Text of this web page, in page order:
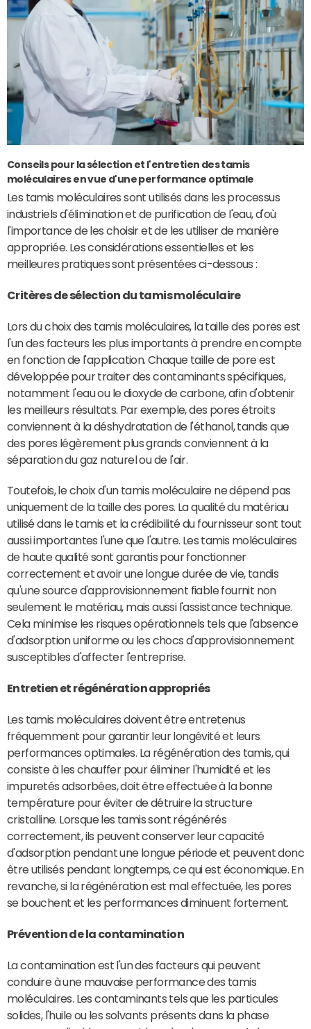
Conseils pour la sélection et l'entretien des tamis
moléculaires en vue d'une performance optimale
Les tamis moléculaires sont utilisés dans les processus
industriels d'élimination et de purification de l'eau, d'où
l'importance de les choisir et de les utiliser de manière
appropriée. Les considérations essentielles et les
meilleures pratiques sont présentées ci-dessous :
Critères de sélection du tamis moléculaire
Lors du choix des tamis moléculaires, la taille des pores est
l'un des facteurs les plus importants à prendre en compte
en fonction de l'application. Chaque taille de pore est
développée pour traiter des contaminants spécifiques,
notamment l'eau ou le dioxyde de carbone, afin d'obtenir
les meilleurs résultats. Par exemple, des pores étroits
conviennent à la déshydratation de l'éthanol, tandis que
des pores légèrement plus grands conviennent à la
séparation du gaz naturel ou de l'air.
Toutefois, le choix d'un tamis moléculaire ne dépend pas
uniquement de la taille des pores. La qualité du matériau
utilisé dans le tamis et la crédibilité du fournisseur sont tout
aussi importantes l'une que l'autre. Les tamis moléculaires
de haute qualité sont garantis pour fonctionner
correctement et avoir une longue durée de vie, tandis
qu'une source d'approvisionnement fiable fournit non
seulement le matériau, mais aussi l'assistance technique.
Cela minimise les risques opérationnels tels que l'absence
d'adsorption uniforme ou les chocs d'approvisionnement
susceptibles d'affecter l'entreprise.
Entretien et régénération appropriés
Les tamis moléculaires doivent être entretenus
fréquemment pour garantir leur longévité et leurs
performances optimales. La régénération des tamis, qui
consiste à les chauffer pour éliminer l'humidité et les
impuretés adsorbées, doit être effectuée à la bonne
température pour éviter de détruire la structure
cristalline. Lorsque les tamis sont régénérés
correctement, ils peuvent conserver leur capacité
d'adsorption pendant une longue période et peuvent donc
être utilisés pendant longtemps, ce qui est économique. En
revanche, si la régénération est mal effectuée, les pores
se bouchent et les performances diminuent fortement.
Prévention de la contamination
La contamination est l'un des facteurs qui peuvent
conduire à une mauvaise performance des tamis
moléculaires. Les contaminants tels que les particules
solides, l'huile ou les solvants présents dans la phase